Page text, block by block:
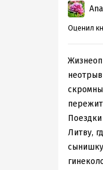
Оценил
Литву,
сынишку